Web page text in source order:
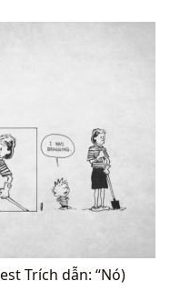
Trích dẫn: “Nó)